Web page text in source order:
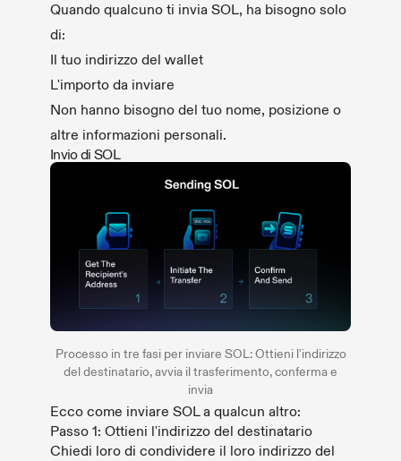
Quando qualcuno ti invia SOL, ha bisogno solo
di:
Il tuo indirizzo del wallet
L'importo da inviare
Non hanno bisogno del tuo nome, posizione o
altre informazioni personali.
Invio di SOL
Processo in tre fasi per inviare SOL: Ottieni l'indirizzo
del destinatario, avvia il trasferimento, conferma e
invia
Ecco come inviare SOL a qualcun altro:
Passo 1: Ottieni l'indirizzo del destinatario
Chiedi loro di condividere il loro indirizzo del